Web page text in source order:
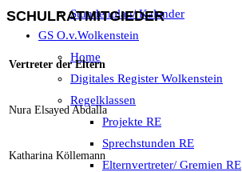
Stundenplan/ Kalender
GS O.v.Wolkenstein
Home
Digitales Register Wolkenstein
Regelklassen
Projekte RE
Sprechstunden RE
Elternvertreter/ Gremien RE
SCHULRATMITGIEDER
Vertreter der Eltern
Nura Elsayed Abdalla
Katharina Köllemann